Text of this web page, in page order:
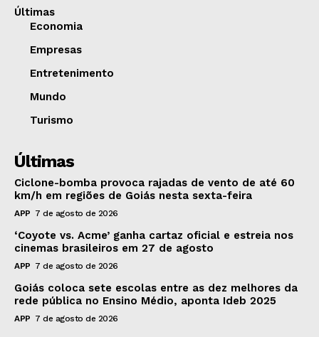
Últimas
Economia
Empresas
Entretenimento
Mundo
Turismo
Últimas
Ciclone-bomba provoca rajadas de vento de até 60
km/h em regiões de Goiás nesta sexta-feira
APP 7 de agosto de 2026
‘Coyote vs. Acme’ ganha cartaz oficial e estreia nos
cinemas brasileiros em 27 de agosto
APP 7 de agosto de 2026
Goiás coloca sete escolas entre as dez melhores da
rede pública no Ensino Médio, aponta Ideb 2025
APP 7 de agosto de 2026